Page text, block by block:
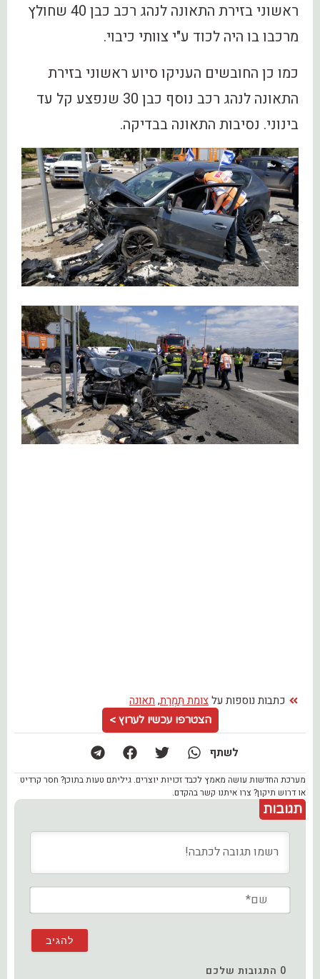
ראשוני בזירת התאונה לנהג רכב כבן 40 שחולץ
מרכבו בו היה לכוד ע"י צוותי כיבוי.
כמו כן החובשים העניקו סיוע ראשוני בזירת
התאונה לנהג רכב נוסף כבן 30 שנפצע קל עד
בינוני. נסיבות התאונה בבדיקה.
כתבות נוספות עלצומת תִּמְרַת, תאונה
הצטרפו עכשיו לערוץ >
לשתף
מערכת החדשות עושה מאמץ לכבד זכויות יוצרים. גיליתם טעות בתוכן? חסר קרדיט
או דרוש תיקון? צרו איתנו קשר בהקדם.
תגובות
0 התגובות שלכם